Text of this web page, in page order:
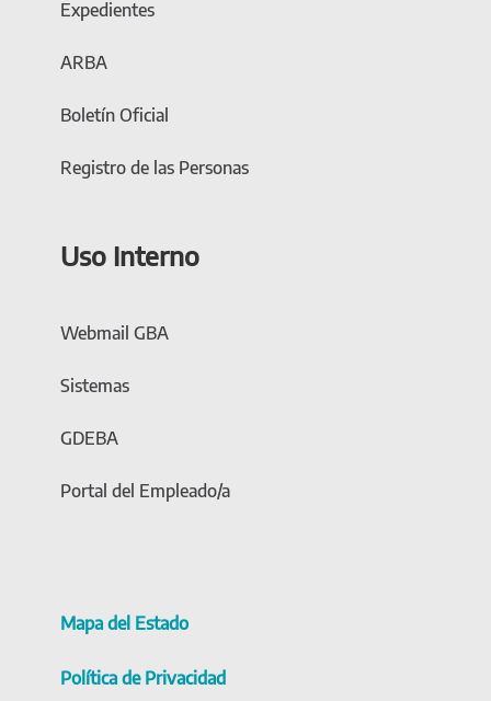
Expedientes
ARBA
Boletín Oficial
Registro de las Personas
Uso Interno
Webmail GBA
Sistemas
GDEBA
Portal del Empleado/a
Mapa del Estado
Política de Privacidad